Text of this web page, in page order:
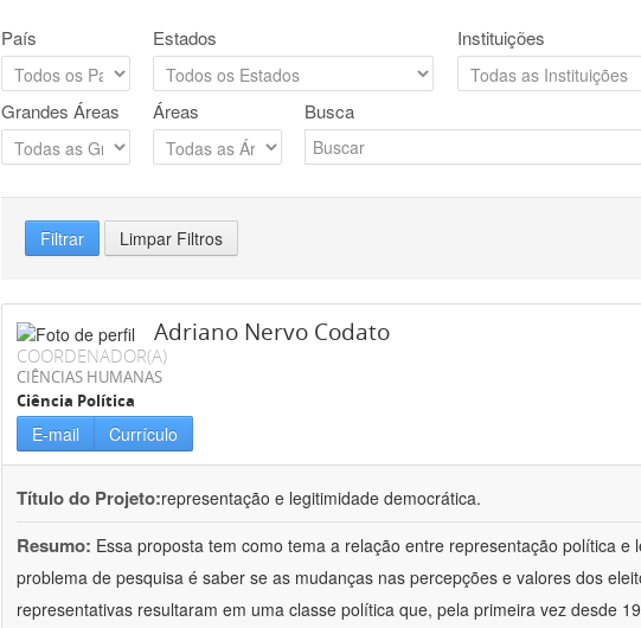
País Estados Instituições
Grandes Áreas Áreas Busca
Filtrar Limpar Filtros
Adriano Nervo Codato
COORDENADOR(A)
CIÊNCIAS HUMANAS
Ciência Política
E-mail Currículo
Título do Projeto:representação e legitimidade democrática.
Resumo: Essa proposta tem como tema a relação entre representação política e
problema de pesquisa é saber se as mudanças nas percepções e valores dos
representativas resultaram em uma classe política que, pela primeira vez desde